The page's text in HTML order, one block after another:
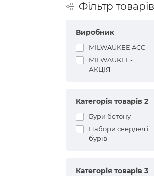
Фільтр товарів
Виробник
MILWAUKEE ACC
MILWAUKEE-
АКЦІЯ
Категорія товарів 2
Бури бетону
Набори свердел і
бурів
Категорія товарів 3